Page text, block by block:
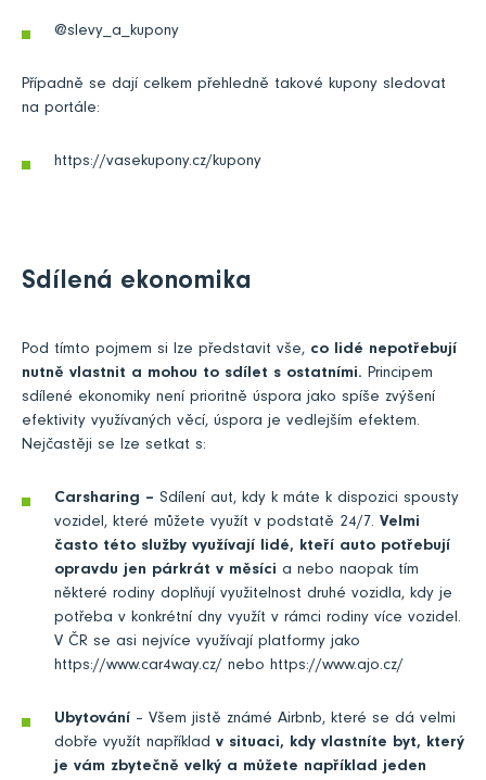
@slevy_a_kupony
Případně se dají celkem přehledně takové kupony sledovat
na portále:
https://vasekupony.cz/kupony
Sdílená ekonomika
Pod tímto pojmem si lze představit vše, co lidé nepotřebují
nutně vlastnit a mohou to sdílet s ostatními. Principem
sdílené ekonomiky není prioritně úspora jako spíše zvýšení
efektivity využívaných věcí, úspora je vedlejším efektem.
Nejčastěji se lze setkat s:
Carsharing – Sdílení aut, kdy k máte k dispozici spousty
vozidel, které můžete využít v podstatě 24/7. Velmi
často této služby využívají lidé, kteří auto potřebují
opravdu jen párkrát v měsíci a nebo naopak tím
některé rodiny doplňují využitelnost druhé vozidla, kdy je
potřeba v konkrétní dny využít v rámci rodiny více vozidel.
V ČR se asi nejvíce využívají platformy jako
https://www.car4way.cz/ nebo https://www.ajo.cz/
Ubytování – Všem jistě známé Airbnb, které se dá velmi
dobře využít například v situaci, kdy vlastníte byt, který
je vám zbytečně velký a můžete například jeden